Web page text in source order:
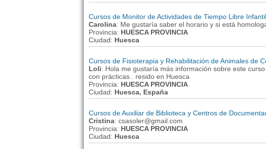
Cursos de Monitor de Actividades de Tiempo Libre
Carolina: Me gustaría saber el horario y si está
Provincia: HUESCA PROVINCIA
Ciudad: Huesca
Cursos de Fisioterapia y Rehabilitación de Animales de
Loli: Hola me gustaría más información sobre este
con prácticas.. resido en Huesca
Provincia: HUESCA PROVINCIA
Ciudad: Huesca, España
Cursos de Auxiliar de Biblioteca y Centros de
Cristina: csasoler@gmail.com
Provincia: HUESCA PROVINCIA
Ciudad: Huesca